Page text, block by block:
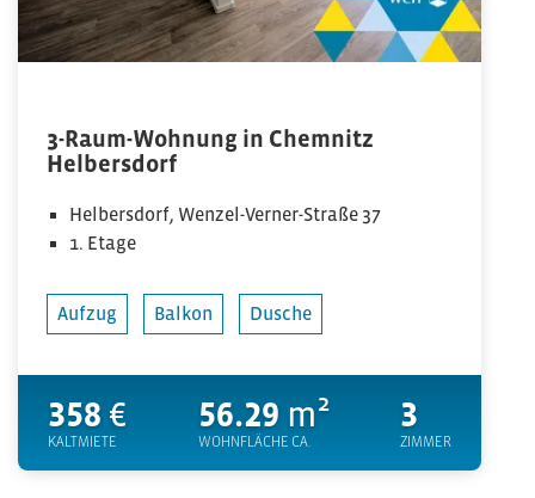
3-Raum-Wohnung in Chemnitz
Helbersdorf
Helbersdorf, Wenzel-Verner-Straße 37
1. Etage
Aufzug Balkon Dusche
358 €
KALTMIETE
56.29 m²
WOHNFLÄCHE CA.
3
ZIMMER